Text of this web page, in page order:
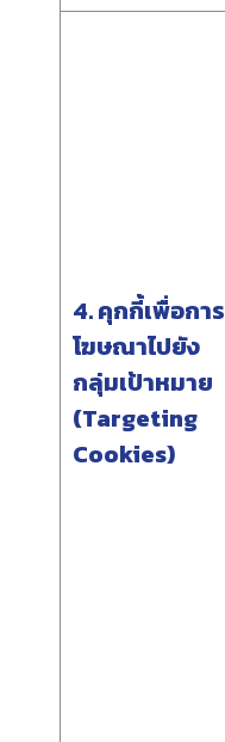
4. คุกกี้เพื่อการ
โฆษณาไปยัง
กลุ่มเป้าหมาย
(Targeting
Cookies)